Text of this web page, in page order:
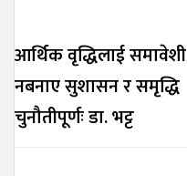
आर्थिक वृद्धिलाई समावेशी
नबनाए सुशासन र समृद्धि
चुनौतीपूर्णः डा. भट्ट